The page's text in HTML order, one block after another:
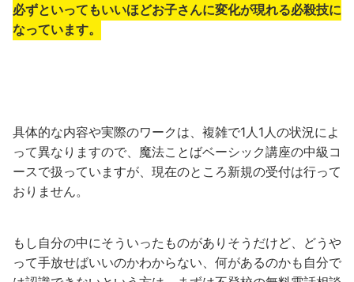
必ずといってもいいほどお子さんに変化が現れる必殺技に
なっています。
具体的な内容や実際のワークは、複雑で1人1人の状況によ
って異なりますので、魔法ことばベーシック講座の中級コ
ースで扱っていますが、現在のところ新規の受付は行って
おりません。
もし自分の中にそういったものがありそうだけど、どうや
って手放せばいいのかわからない、何があるのかも自分で